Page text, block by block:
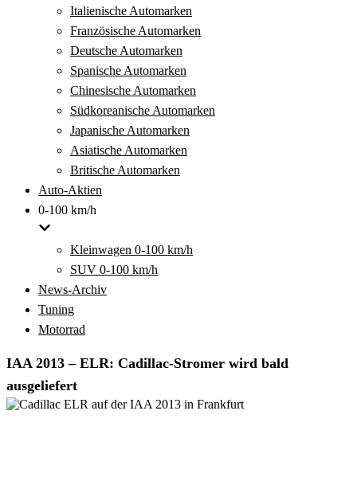
Italienische Automarken
Französische Automarken
Deutsche Automarken
Spanische Automarken
Chinesische Automarken
Südkoreanische Automarken
Japanische Automarken
Asiatische Automarken
Britische Automarken
Auto-Aktien
0-100 km/h
Kleinwagen 0-100 km/h
SUV 0-100 km/h
News-Archiv
Tuning
Motorrad
IAA 2013 – ELR: Cadillac-Stromer wird bald
ausgeliefert